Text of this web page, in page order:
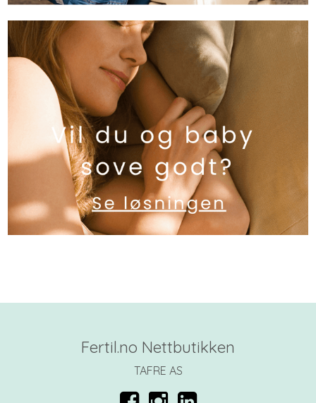
Fertil.no Nettbutikken
TAFRE AS